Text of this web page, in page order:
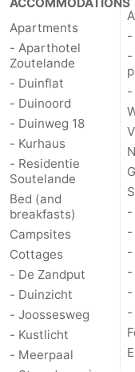
Apartments
- Aparthotel
Zoutelande
- Duinflat
- Duinoord
- Duinweg 18
- Kurhaus
- Residentie
Soutelande
Bed (and
breakfasts)
Campsites
Cottages
- De Zandput
- Duinzicht
- Joossesweg
- Kustlicht
- Meerpaal
-
-
-
-
-
-
-
-
-